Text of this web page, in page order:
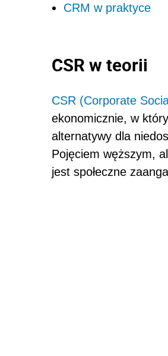
CRM w praktyce
CSR w teorii
CSR (Corporate
ekonomicznie, w
alternatywy dla
Pojęciem węższym,
jest społeczne